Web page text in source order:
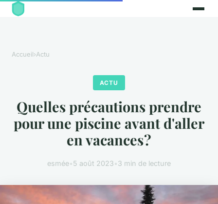
Accueil›Actu
ACTU
Quelles précautions prendre
pour une piscine avant d'aller
en vacances ?
esmée•5 août 2023•3 min de lecture